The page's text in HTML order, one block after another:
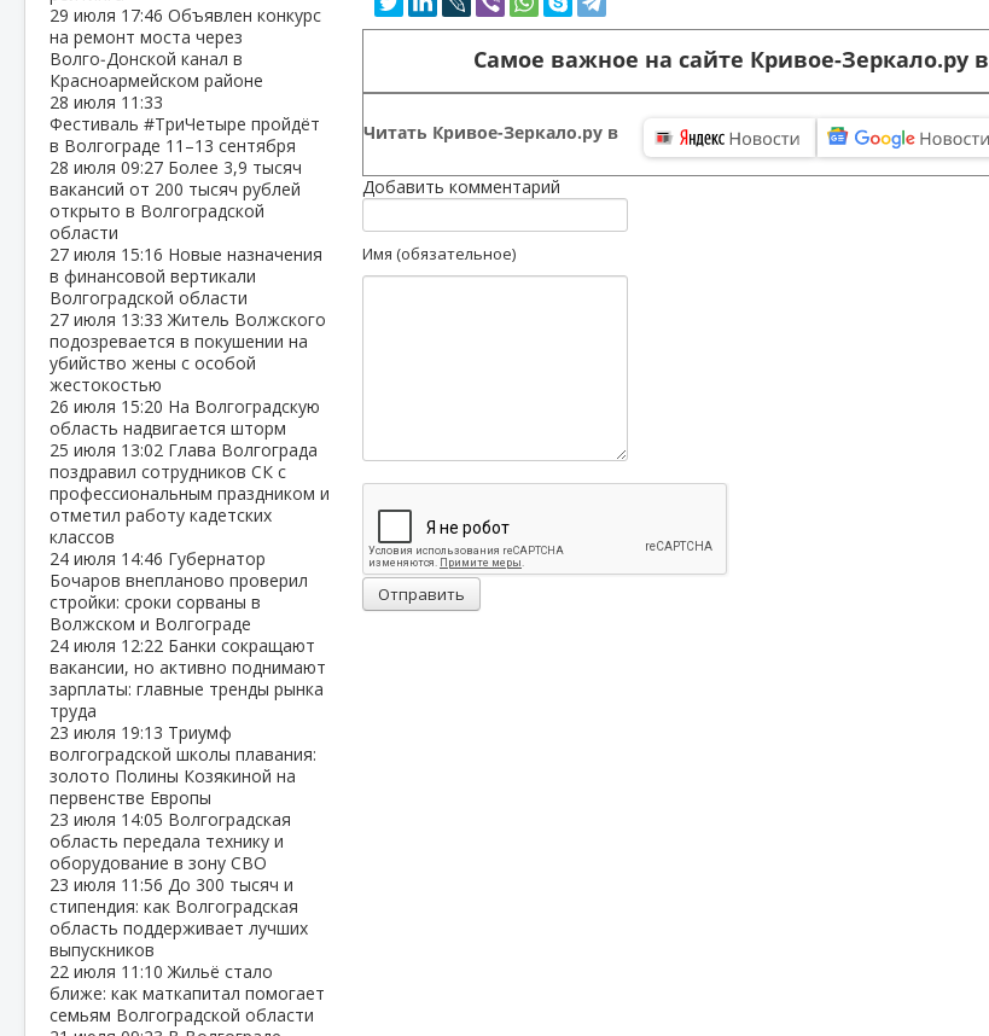
29 июля 17:46 Объявлен конкурс
на ремонт моста через
Волго‑Донской канал в
Красноармейском районе
28 июля 11:33
Фестиваль #ТриЧетыре пройдёт
в Волгограде 11–13 сентября
28 июля 09:27 Более 3,9 тысяч
вакансий от 200 тысяч рублей
открыто в Волгоградской
области
27 июля 15:16 Новые назначения
в финансовой вертикали
Волгоградской области
27 июля 13:33Житель Волжского
подозревается в покушении на
убийство жены с особой
жестокостью
26 июля 15:20 На Волгоградскую
область надвигается шторм
25 июля 13:02 Глава Волгограда
поздравил сотрудников СК с
профессиональным праздником и
отметил работу кадетских
классов
24 июля 14:46 Губернатор
Бочаров внепланово проверил
стройки: сроки сорваны в
Волжском и Волгограде
24 июля 12:22 Банки сокращают
вакансии, но активно поднимают
зарплаты: главные тренды рынка
труда
23 июля 19:13 Триумф
волгоградской школы плавания:
золото Полины Козякиной на
первенстве Европы
23 июля 14:05 Волгоградская
область передала технику и
оборудование в зону СВО
23 июля 11:56 До 300 тысяч и
стипендия: как Волгоградская
область поддерживает лучших
выпускников
22 июля 11:10Жильё стало
ближе: как маткапитал помогает
семьям Волгоградской области
Самое важное на сайте Кривое-Зеркало.ру в
Читать Кривое-Зеркало.ру в
Добавить комментарий
Имя (обязательное)
Отправить